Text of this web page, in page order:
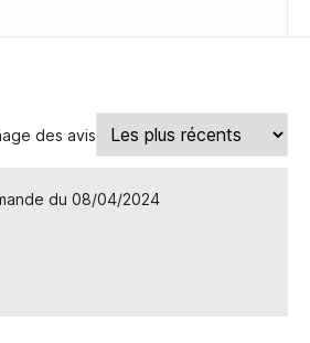
des avis
du 08/04/2024